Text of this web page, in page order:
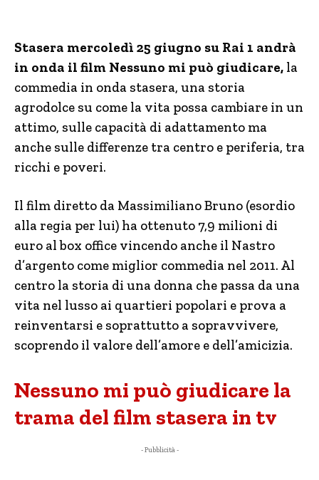
Stasera mercoledì 25 giugno su Rai 1 andrà
in onda il film Nessuno mi può giudicare, la
commedia in onda stasera, una storia
agrodolce su come la vita possa cambiare in un
attimo, sulle capacità di adattamento ma
anche sulle differenze tra centro e periferia, tra
ricchi e poveri.
Il film diretto da Massimiliano Bruno (esordio
alla regia per lui) ha ottenuto 7,9 milioni di
euro al box office vincendo anche il Nastro
d’argento come miglior commedia nel 2011. Al
centro la storia di una donna che passa da una
vita nel lusso ai quartieri popolari e prova a
reinventarsi e soprattutto a sopravvivere,
scoprendo il valore dell’amore e dell’amicizia.
Nessuno mi può giudicare la
trama del film stasera in tv
- Pubblicità -